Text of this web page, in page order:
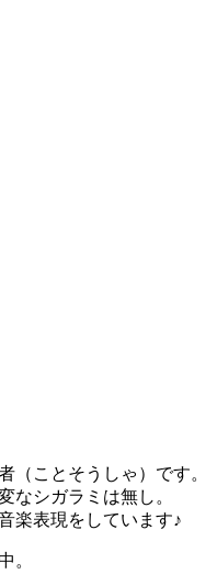
（ことそうしゃ）です。
なシガラミは無し。
楽表現をしています♪
。